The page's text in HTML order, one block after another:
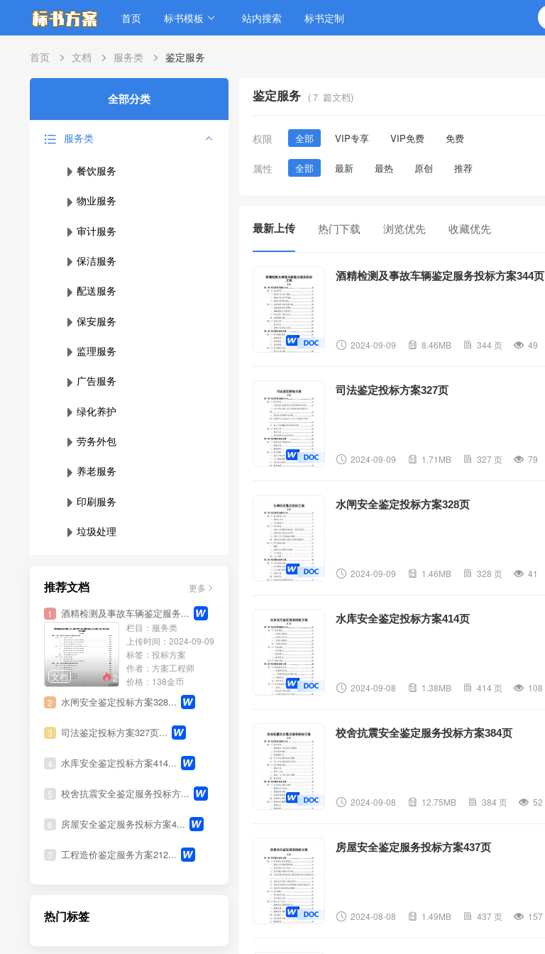
首页 标书模板 站内搜索 标书定制
首页 文档 服务类 鉴定服务
全部分类
服务类
餐饮服务
物业服务
审计服务
保洁服务
配送服务
保安服务
监理服务
广告服务
绿化养护
劳务外包
养老服务
印刷服务
垃圾处理
影视制作
档案管理
运营服务
培训服务
养护服务
会务服务
租赁服务
医疗服务
法律服务
展览服务
环保服务
推荐文档 更多
1 酒精检测及事故车辆鉴定服务...
文档 2
栏目：服务类
上传时间：2024-09-09
标签：投标方案
作者：方案工程师
价格：138金币
2
水闸安全鉴定投标方案328...
3 司法鉴定投标方案327页...
4 水库安全鉴定投标方案414...
5 校舍抗震安全鉴定服务投标方...
6 房屋安全鉴定服务投标方案4...
7 工程造价鉴定服务方案212...
热门标签
鉴定服务 (7 篇文档)
权限 全部 VIP专享 VIP免费 免费
属性 全部 最新 最热 原创 推荐
最新上传 热门下载 浏览优先 收藏优先
酒精检测及事故车辆鉴定服务投标方案344页
2024-09-09 8.46MB 344 页 49
司法鉴定投标方案327页
2024-09-09 1.71MB 327 页 79
水闸安全鉴定投标方案328页
2024-09-09 1.46MB 328 页 41
水库安全鉴定投标方案414页
2024-09-08 1.38MB 414 页 108
校舍抗震安全鉴定服务投标方案384页
2024-09-08 12.75MB 384 页 52
房屋安全鉴定服务投标方案437页
2024-08-08 1.49MB 437 页 157